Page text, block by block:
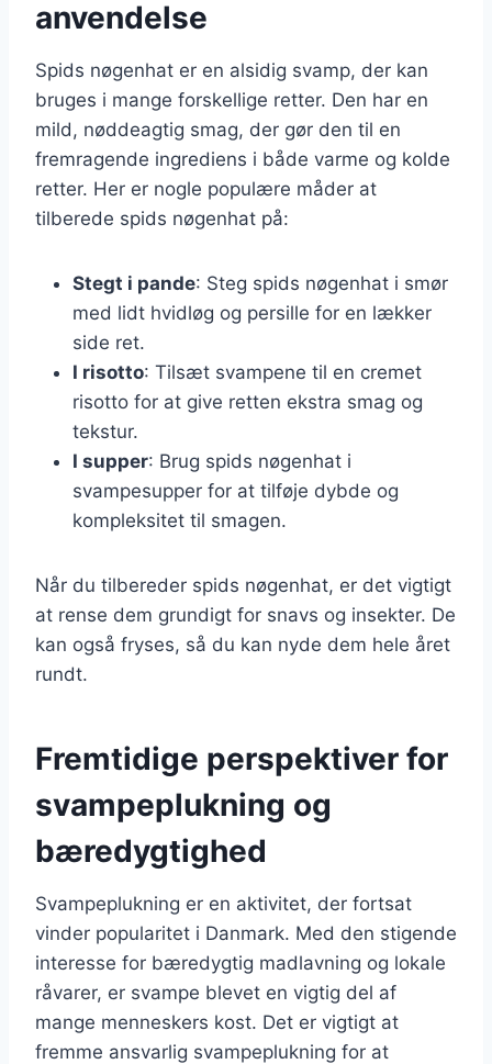
anvendelse
Spids nøgenhat er en alsidig svamp, der kan
bruges i mange forskellige retter. Den har en
mild, nøddeagtig smag, der gør den til en
fremragende ingrediens i både varme og kolde
retter. Her er nogle populære måder at
tilberede spids nøgenhat på:
Stegt i pande: Steg spids nøgenhat i smør
med lidt hvidløg og persille for en lækker
side ret.
I risotto: Tilsæt svampene til en cremet
risotto for at give retten ekstra smag og
tekstur.
I supper: Brug spids nøgenhat i
svampesupper for at tilføje dybde og
kompleksitet til smagen.
Når du tilbereder spids nøgenhat, er det vigtigt
at rense dem grundigt for snavs og insekter. De
kan også fryses, så du kan nyde dem hele året
rundt.
Fremtidige perspektiver for
svampeplukning og
bæredygtighed
Svampeplukning er en aktivitet, der fortsat
vinder popularitet i Danmark. Med den stigende
interesse for bæredygtig madlavning og lokale
råvarer, er svampe blevet en vigtig del af
mange menneskers kost. Det er vigtigt at
fremme ansvarlig svampeplukning for at